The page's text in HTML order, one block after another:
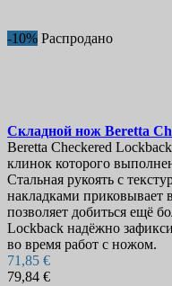
-10% Распродано
Складной нож Beretta
Beretta Checkered
клинок которого
Стальная рукоять с
накладками приковывает
позволяет добиться ещё
Lockback надёжно
во время работ с ножом.
71,85 €
79,84 €